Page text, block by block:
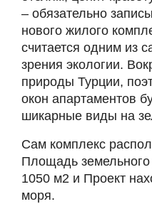
– обязательно
нового жилого
считается одним из
зрения экологии.
природы Турции,
окон апартаментов
шикарные виды на
Сам комплекс
Площадь земельного
1050 м2 и Проект
моря.